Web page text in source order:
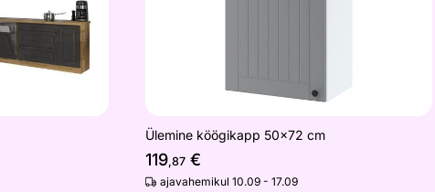
Ülemine köögikapp 50x72 cm
119,87 €
ajavahemikul 10.09 - 17.09